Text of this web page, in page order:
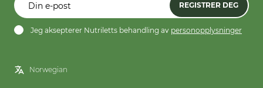
REGISTRER DEG
Jeg aksepterer Nutriletts behandling av personopplysninger